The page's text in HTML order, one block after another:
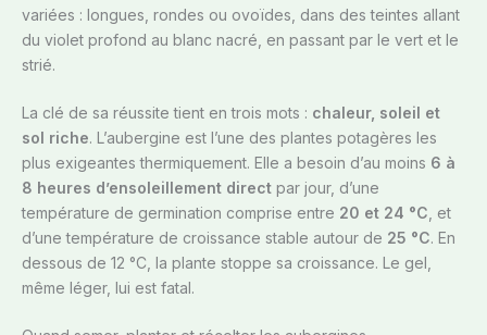
variées : longues, rondes ou ovoïdes, dans des teintes allant
du violet profond au blanc nacré, en passant par le vert et le
strié.
La clé de sa réussite tient en trois mots : chaleur, soleil et
sol riche. L’aubergine est l’une des plantes potagères les
plus exigeantes thermiquement. Elle a besoin d’au moins 6 à
8 heures d’ensoleillement direct par jour, d’une
température de germination comprise entre 20 et 24 °C , et
d’une température de croissance stable autour de 25 °C. En
dessous de 12 °C, la plante stoppe sa croissance. Le gel,
même léger, lui est fatal.